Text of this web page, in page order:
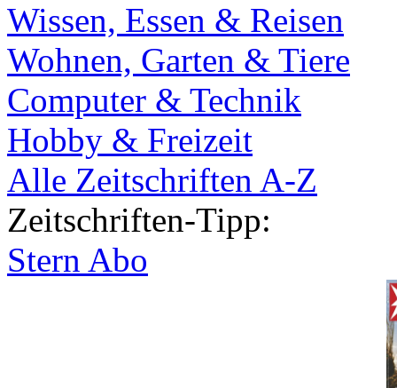
Wissen, Essen & Reisen
Wohnen, Garten & Tiere
Computer & Technik
Hobby & Freizeit
Alle Zeitschriften A-Z
Zeitschriften-Tipp:
Stern Abo